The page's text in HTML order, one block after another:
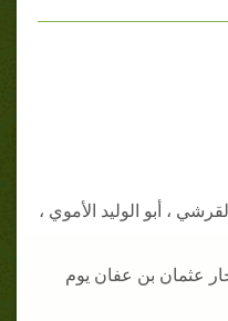
، أبو الوليد الأموي ،
عثمان بن عفان يوم